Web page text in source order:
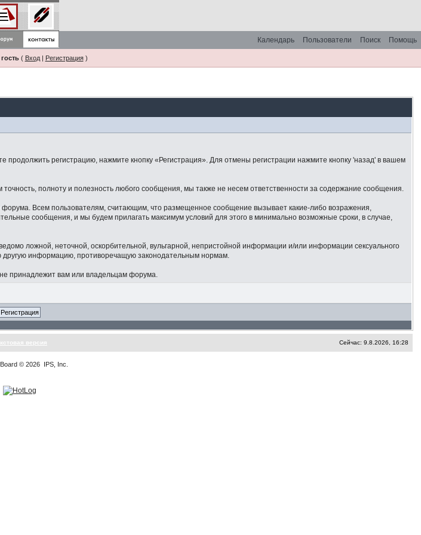
Помощь
Поиск
Пользователи
Календарь
( Вход| Регистрация)
регистрацию, нажмите кнопку «Регистрация». Для отмены регистрации нажмите кнопку 'назад' в вашем
полноту и полезность любого сообщения, мы также не несем ответственности за содержание сообщения.
Всем пользователям, считающим, что размещенное сообщение вызывает какие-либо возражения,
сообщения, и мы будем прилагать максимум условий для этого в минимально возможные сроки, в случае,
ложной, неточной, оскорбительной, вульгарной, непристойной информации и/или информации сексуального
информацию, противоречащую законодательным нормам.
принадлежит вам или владельцам форума.
версия Сейчас: 9.8.2026, 16:28
© 2026 IPS, Inc